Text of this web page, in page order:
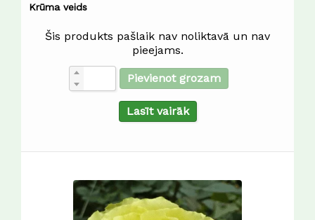
Krūma veids
Šis produkts pašlaik nav noliktavā un nav
pieejams.
Pievienot grozam
Lasīt vairāk